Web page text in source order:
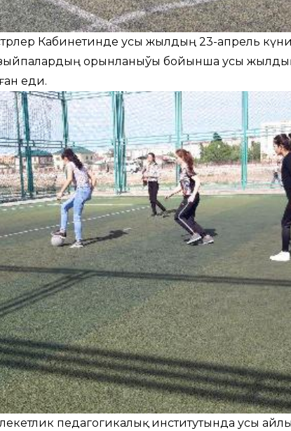
Кабинетинде усы жылдың 23-апрель
орынланыўы бойынша усы
еди.
педагогикалық институтында усы